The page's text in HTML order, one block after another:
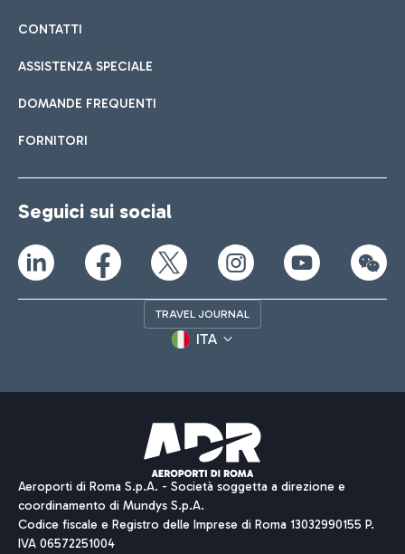
CONTATTI
ASSISTENZA SPECIALE
DOMANDE FREQUENTI
FORNITORI
Seguici sui social
TRAVEL JOURNAL
ITA
Aeroporti di Roma S.p.A. - Società soggetta a direzione e
coordinamento di Mundys S.p.A.
Codice fiscale e Registro delle Imprese di Roma 13032990155 P.
IVA 06572251004